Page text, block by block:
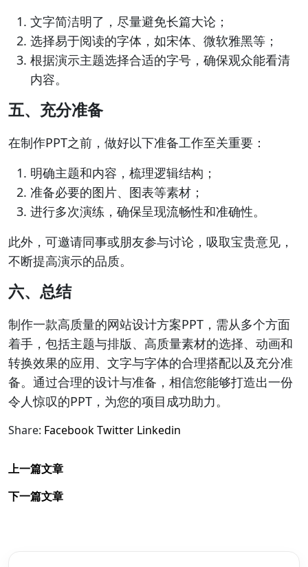
文字简洁明了，尽量避免长篇大论；
选择易于阅读的字体，如宋体、微软雅黑等；
根据演示主题选择合适的字号，确保观众能看清
内容。
五、充分准备
在制作PPT之前，做好以下准备工作至关重要：
明确主题和内容，梳理逻辑结构；
准备必要的图片、图表等素材；
进行多次演练，确保呈现流畅性和准确性。
此外，可邀请同事或朋友参与讨论，吸取宝贵意见，
不断提高演示的品质。
六、总结
制作一款高质量的网站设计方案PPT，需从多个方面
着手，包括主题与排版、高质量素材的选择、动画和
转换效果的应用、文字与字体的合理搭配以及充分准
备。通过合理的设计与准备，相信您能够打造出一份
令人惊叹的PPT，为您的项目成功助力。
Share: FacebookTwitter Linkedin
上一篇文章
下一篇文章